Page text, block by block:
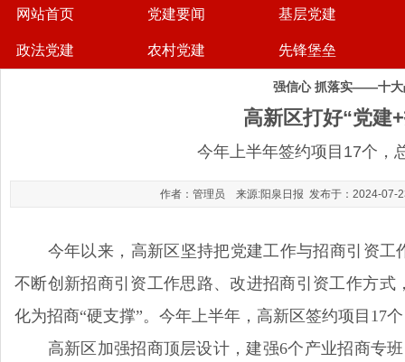
网站首页 党建要闻 基层党建
政法党建 农村党建 先锋堡垒
强信心 抓落实——十大
高新区打好“党建
今年上半年签约项目17个，
作者：管理员 来源:阳泉日报 发布于：2024-07-
今年以来，高新区坚持把党建工作与招商引资工
不断创新招商引资工作思路、改进招商引资工作方
化为招商“硬支撑”。今年上半年，高新区签约项目17
高新区加强招商顶层设计，建强6个产业招商专班